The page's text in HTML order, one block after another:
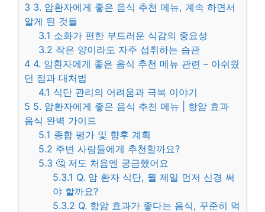
3 3. 암환자에게 좋은 음식 추천 메뉴, 계속 하면서
알게 된 것들
3.1 소화가 편한 부드러운 식감의 중요성
3.2 작은 양이라도 자주 섭취하는 습관
4 4. 암환자에게 좋은 음식 추천 메뉴 관련 – 아쉬웠
던 점과 대처법
4.1 식단 관리의 어려움과 극복 이야기
5 5. 암환자에게 좋은 음식 추천 메뉴 | 항암 효과
음식 완벽 가이드
5.1 종합 평가 및 향후 계획
5.2 주변 사람들에게 추천할까요?
5.3 🤔 저도 처음엔 궁금했어요
5.3.1 Q. 암 환자 식단, 뭘 제일 먼저 신경 써
야 할까요?
5.3.2 Q. 항암 효과가 좋다는 음식, 꾸준히 먹